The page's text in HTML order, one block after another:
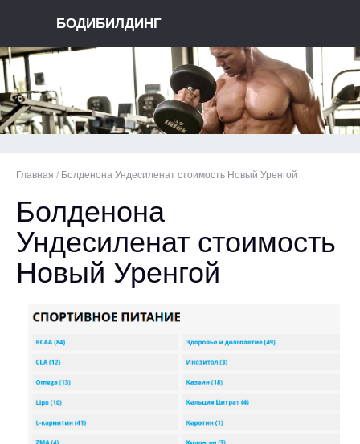
БОДИБИЛДИНГ
Главная / Болденона Ундесиленат стоимость Новый Уренгой
Болденона
Ундесиленат стоимость
Новый Уренгой